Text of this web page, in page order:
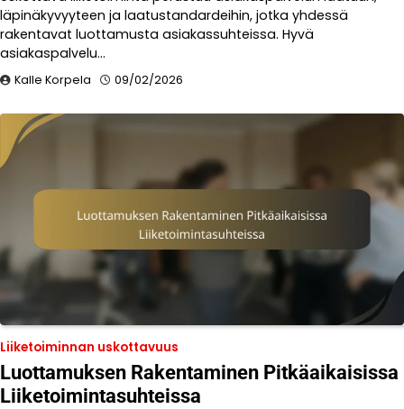
läpinäkyvyyteen ja laatustandardeihin, jotka yhdessä
rakentavat luottamusta asiakassuhteissa. Hyvä
asiakaspalvelu…
Kalle Korpela 09/02/2026
Liiketoiminnan uskottavuus
Luottamuksen Rakentaminen Pitkäaikaisissa
Liiketoimintasuhteissa